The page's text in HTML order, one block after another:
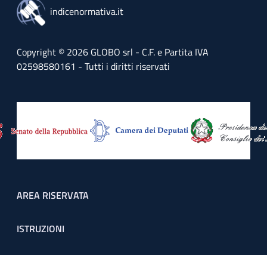
indicenormativa.it
Copyright © 2026 GLOBO srl - C.F. e Partita IVA
02598580161 - Tutti i diritti riservati
Footer menu
AREA RISERVATA
ISTRUZIONI